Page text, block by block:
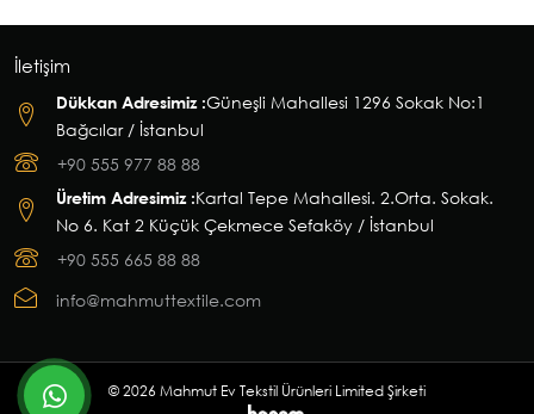
whatsapp
İletişim
Dükkan Adresimiz :Güneşli Mahallesi 1296 Sokak No:1
Bağcılar / İstanbul
+90 555 977 88 88
Üretim Adresimiz :Kartal Tepe Mahallesi. 2.Orta. Sokak.
No 6. Kat 2 Küçük Çekmece Sefaköy / İstanbul
+90 555 665 88 88
info@mahmuttextile.com
© 2026 Mahmut Ev Tekstil Ürünleri Limited Şirketi